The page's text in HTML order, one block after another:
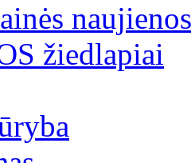
naujienos
žiedlapiai